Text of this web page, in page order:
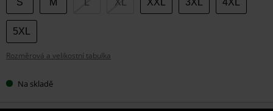
si
velikost
S M XL XXL 3XL 4XL
5XL
Rozměrová a velikostní tabulka
Na skladě